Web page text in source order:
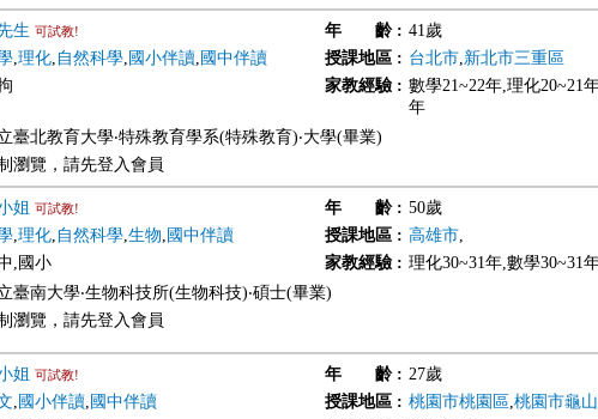
生 可試教! 年 齡: 41歲
,理化, 自然科學, 國小伴讀, 國中伴讀 授課地區: 台北市,新北市三重區
家教經驗: 數學21~22年,理化20~21
年
臺北教育大學‧特殊教育學系(特殊教育)‧大學(畢業)
瀏覽，請先登入會員
姐 可試教! 年 齡: 50歲
,理化, 自然科學,生物, 國中伴讀 授課地區: 高雄市,
,國小 家教經驗: 理化30~31年,數學30~31
臺南大學‧生物科技所(生物科技)‧碩士(畢業)
瀏覽，請先登入會員
姐 可試教! 年 齡: 27歲
, 國小伴讀, 國中伴讀 授課地區: 桃園市桃園區,桃園市龜